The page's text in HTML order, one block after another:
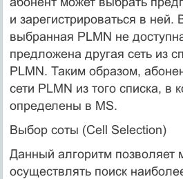
и зарегистрироваться в ней.
выбранная PLMN не
предложена другая сеть из
PLMN. Таким образом,
сети PLMN из того списка, в
определены в MS.
Выбор соты (Cell Selection)
Данный алгоритм позволяет
осуществлять поиск